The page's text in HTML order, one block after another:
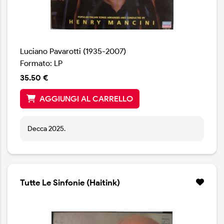
Luciano Pavarotti (1935-2007)
Formato: LP
35.50 €
AGGIUNGI AL CARRELLO
Decca 2025.
Tutte Le Sinfonie (Haitink)